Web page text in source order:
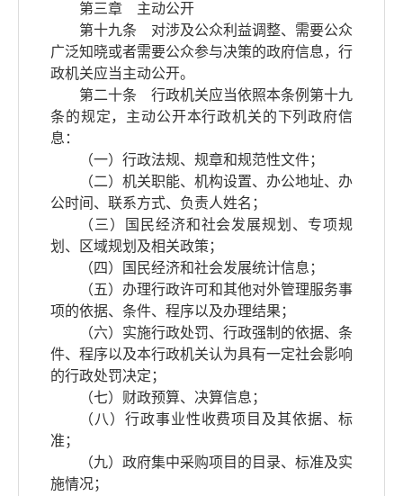
第三章 主动公开
第十九条 对涉及公众利益调整、需要公众
广泛知晓或者需要公众参与决策的政府信息，行
政机关应当主动公开。
第二十条 行政机关应当依照本条例第十九
条的规定，主动公开本行政机关的下列政府信
息：
（一）行政法规、规章和规范性文件；
（二）机关职能、机构设置、办公地址、办
公时间、联系方式、负责人姓名；
（三）国民经济和社会发展规划、专项规
划、区域规划及相关政策；
（四）国民经济和社会发展统计信息；
（五）办理行政许可和其他对外管理服务事
项的依据、条件、程序以及办理结果；
（六）实施行政处罚、行政强制的依据、条
件、程序以及本行政机关认为具有一定社会影响
的行政处罚决定；
（七）财政预算、决算信息；
（八）行政事业性收费项目及其依据、标
准；
（九）政府集中采购项目的目录、标准及实
施情况；